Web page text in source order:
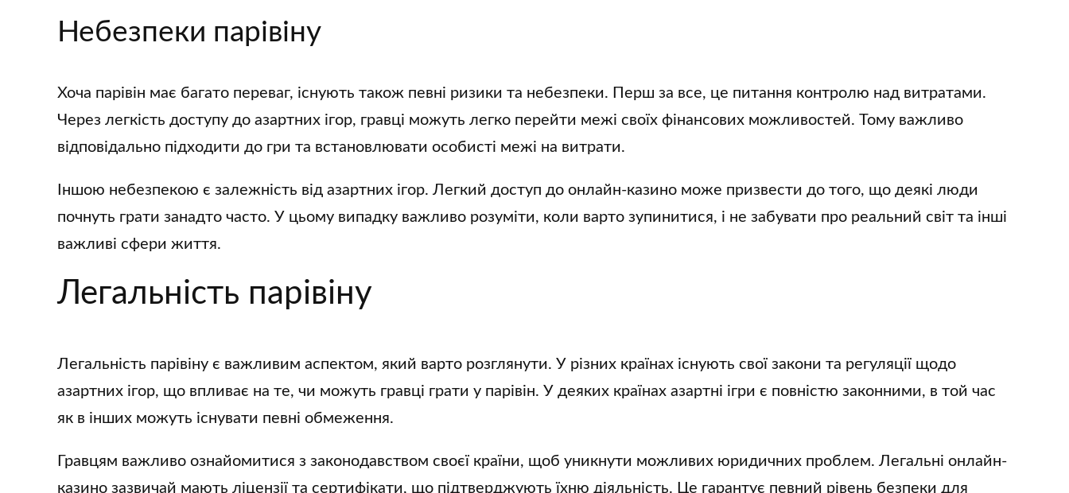
Небезпеки парівіну
Хоча парівін має багато переваг, існують також певні ризики та небезпеки. Перш за все, це питання контролю над витратами.
Через легкість доступу до азартних ігор, гравці можуть легко перейти межі своїх фінансових можливостей. Тому важливо
відповідально підходити до гри та встановлювати особисті межі на витрати.
Іншою небезпекою є залежність від азартних ігор. Легкий доступ до онлайн-казино може призвести до того, що деякі люди
почнуть грати занадто часто. У цьому випадку важливо розуміти, коли варто зупинитися, і не забувати про реальний світ та інші
важливі сфери життя.
Легальність парівіну
Легальність парівіну є важливим аспектом, який варто розглянути. У різних країнах існують свої закони та регуляції щодо
азартних ігор, що впливає на те, чи можуть гравці грати у парівін. У деяких країнах азартні ігри є повністю законними, в той час
як в інших можуть існувати певні обмеження.
Гравцям важливо ознайомитися з законодавством своєї країни, щоб уникнути можливих юридичних проблем. Легальні онлайн-
казино зазвичай мають ліцензії та сертифікати, що підтверджують їхню діяльність. Це гарантує певний рівень безпеки для